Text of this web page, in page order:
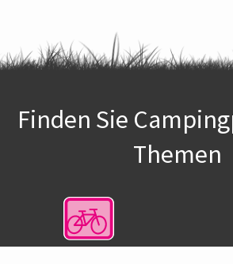
Finden Sie
Themen
Fahrradfahren /